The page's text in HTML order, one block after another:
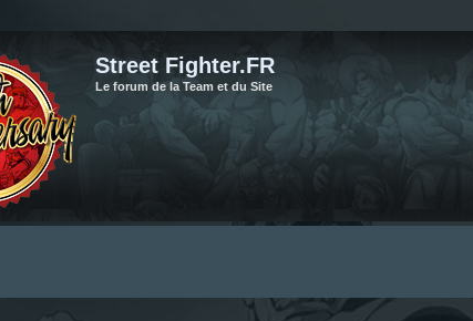
Street Fighter.FR
Le forum de la Team et du Site